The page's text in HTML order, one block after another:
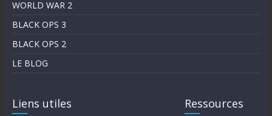
WORLD WAR 2
BLACK OPS 3
BLACK OPS 2
LE BLOG
Liens utiles Ressources